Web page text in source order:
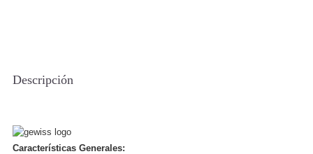
Descripción
Características Generales: